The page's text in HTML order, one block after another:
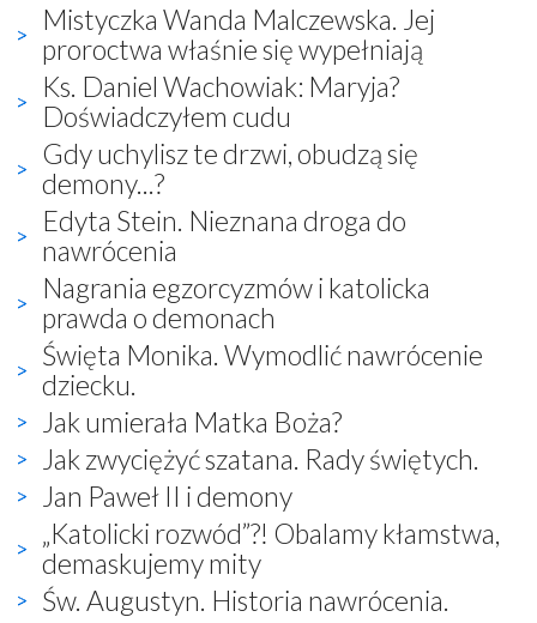
Mistyczka Wanda Malczewska. Jej
proroctwa właśnie się wypełniają
Ks. Daniel Wachowiak: Maryja?
Doświadczyłem cudu
Gdy uchylisz te drzwi, obudzą się
demony...?
Edyta Stein. Nieznana droga do
nawrócenia
Nagrania egzorcyzmów i katolicka
prawda o demonach
Święta Monika. Wymodlić nawrócenie
dziecku.
Jak umierała Matka Boża?
Jak zwyciężyć szatana. Rady świętych.
Jan Paweł II i demony
„Katolicki rozwód”?! Obalamy kłamstwa,
demaskujemy mity
Św. Augustyn. Historia nawrócenia.